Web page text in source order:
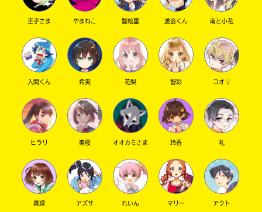
キーワードから探す
オフィシャルアカウント
王子さま やまねこ 智絵里 渡会くん 南と小花
入間くん 希実 花梨 智彩 コオリ
ヒラリ 美桜 オオカミさま 玲香 礼
真理 アズサ れいん マリー アクト